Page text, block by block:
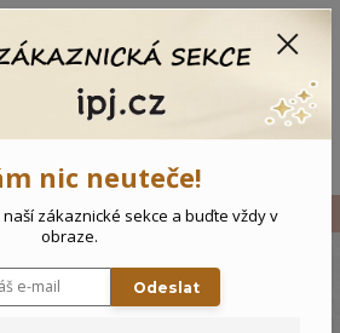
Zajíčci
body Zajíčci
nic neuteče!
zákaznické sekce a buďte vždy v
obraze.
Odeslat